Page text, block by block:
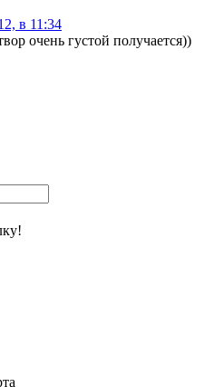
в 11:34
очень густой получается))